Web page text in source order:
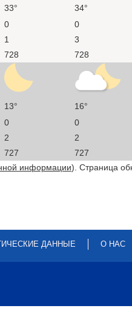
33° 34°
0 0
1 3
728 728
13° 16°
0 0
2 2
727 727
информации). Страница
ДАННЫЕ О НАС